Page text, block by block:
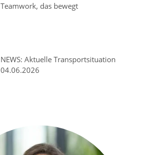
Teamwork, das bewegt
NEWS: Aktuelle Transportsituation
04.06.2026